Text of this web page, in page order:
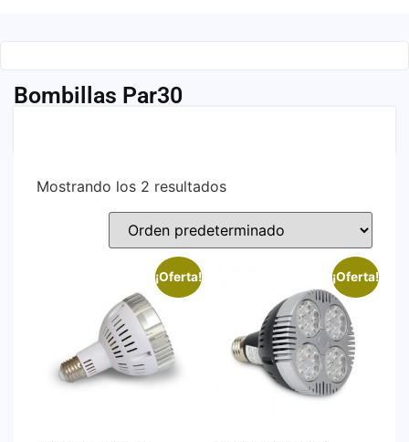
Bombillas Par30
Mostrando los 2 resultados
¡Oferta! ¡Oferta!